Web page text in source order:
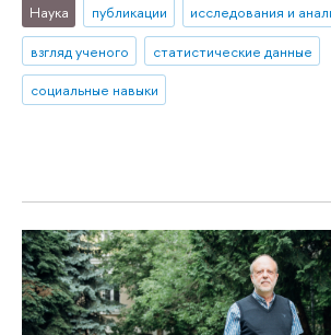
Наука публикации
исследования и
взгляд ученого
статистические данные
социальные навыки